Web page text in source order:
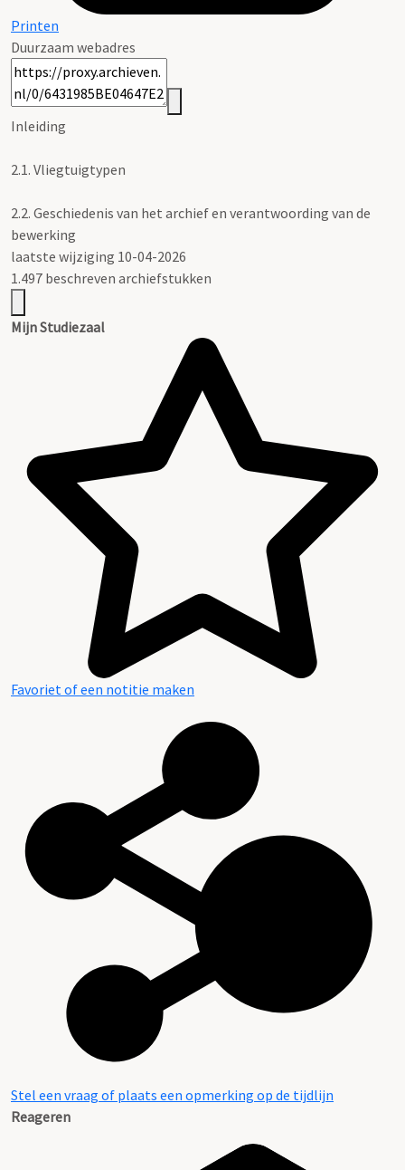
Printen
Duurzaam webadres
Inleiding
2.1. Vliegtuigtypen
2.2. Geschiedenis van het archief en verantwoording van de
bewerking
laatste wijziging 10-04-2026
1.497 beschreven archiefstukken
Mijn Studiezaal
Favoriet of een notitie maken
Stel een vraag of plaats een opmerking op de tijdlijn
Reageren